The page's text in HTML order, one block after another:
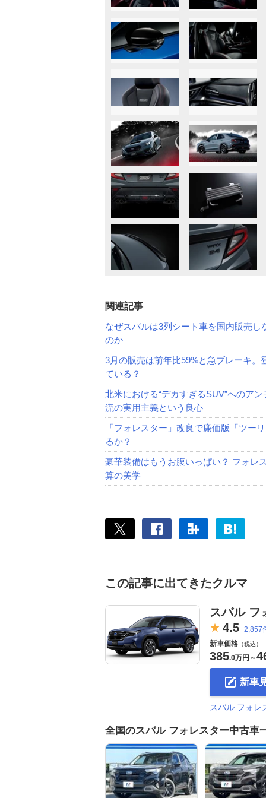
関連記事
なぜスバルは3列シート車を国内販売
のか
3月の販売は前年比59%と急ブレーキ
ている？
北米における“デカすぎるSUV”へのア
流の実用主義という良心
「フォレスター」改良で廉価版「ツ
るか？
豪華装備はもうお腹いっぱい？ フォレ
算の美学
この記事に出てきたクルマ
スバル フ
4.5 2,857
新車価格 （税込）
385.0万円 ～
新車
スバル フォレ
全国のスバル フォレスター中古車